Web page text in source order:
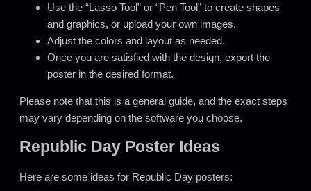
Use the “Lasso Tool” or “Pen Tool” to create shapes
and graphics, or upload your own images.
Adjust the colors and layout as needed.
Once you are satisfied with the design, export the
poster in the desired format.
Please note that this is a general guide, and the exact steps
may vary depending on the software you choose.
Republic Day Poster Ideas
Here are some ideas for Republic Day posters: